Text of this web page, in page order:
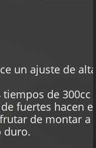
un ajuste de
de 300cc
fuertes hacen
de montar a
duro.
ATV